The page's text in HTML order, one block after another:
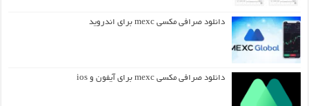
دانلود صرافی مکسی mexc برای اندروید
دانلود صرافی مکسی mexc برای آیفون و ios